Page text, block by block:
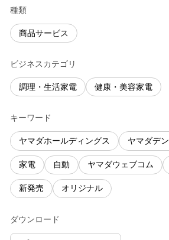
種類
商品サービス
ビジネスカテゴリ
調理・生活家電 健康・美容家電
キーワード
ヤマダホールディングス ヤマダデ
家電 自動 ヤマダウェブコム
新発売 オリジナル
ダウンロード